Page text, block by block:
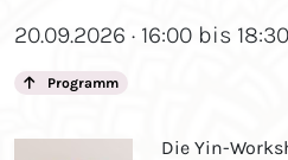
20.09.2026 · 16:00 bis 18:30
Programm
Die Yin-